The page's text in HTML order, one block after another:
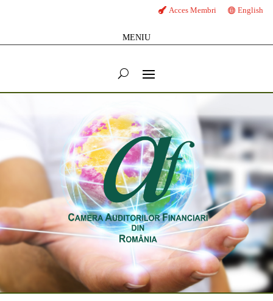
Acces Membri English
MENIU